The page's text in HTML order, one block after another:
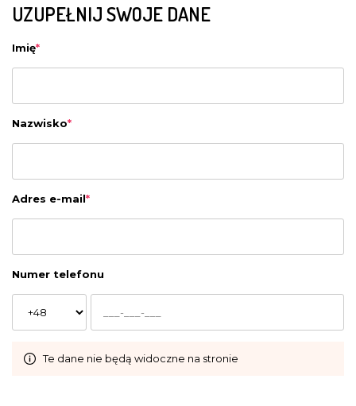
UZUPEŁNIJ SWOJE DANE
Imię*
Nazwisko*
Adres e-mail*
Numer telefonu
Te dane nie będą widoczne na stronie